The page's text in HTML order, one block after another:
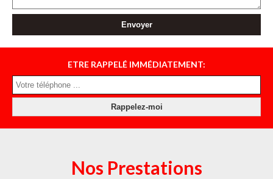
ETRE RAPPELÉ IMMÉDIATEMENT:
Nos Prestations